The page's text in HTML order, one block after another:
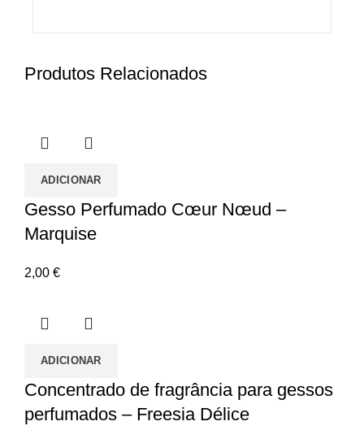
Produtos Relacionados
ADICIONAR
Gesso Perfumado Cœur Nœud –
Marquise
2,00 €
ADICIONAR
Concentrado de fragrância para gessos
perfumados – Freesia Délice